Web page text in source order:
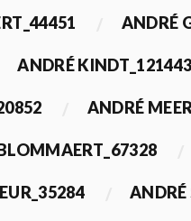
ANDRÉ
ANDRÉ KINDT_121443
ANDRÉ
ANDRÉ